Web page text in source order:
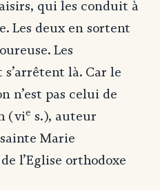
qui les conduit à
Les deux en sortent
Les
là. Car le
n’est pas celui de
(vie s.), auteur
Marie
l’Eglise orthodoxe